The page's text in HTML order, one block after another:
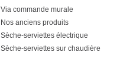
Via commande murale
Nos anciens produits
Sèche-serviettes électrique
Sèche-serviettes sur chaudière